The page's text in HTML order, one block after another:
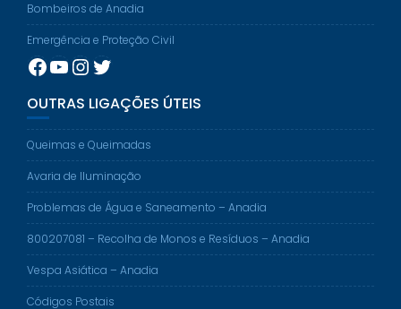
Bombeiros de Anadia
Emergência e Proteção Civil
Facebook
YouTube
Instagram
Twitter
OUTRAS LIGAÇÕES ÚTEIS
Queimas e Queimadas
Avaria de Iluminação
Problemas de Água e Saneamento – Anadia
800207081 – Recolha de Monos e Resíduos – Anadia
Vespa Asiática – Anadia
Códigos Postais